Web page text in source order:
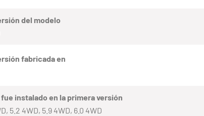
del modelo
fabricada en
instalado en la primera versión
5.2 4WD, 5.9 4WD, 6.0 4WD